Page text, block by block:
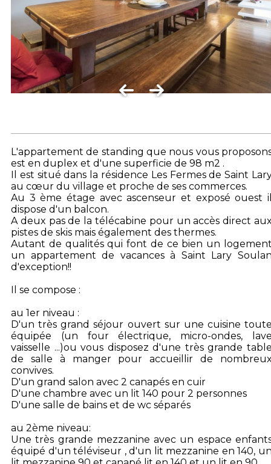
L'appartement de standing que nous vous
est en duplex et d'une superficie de 98 m2 .
Il est situé dans la résidence Les Fermes de Saint
au cœur du village et proche de ses commerces.
Au 3 ème étage avec ascenseur et exposé ouest
dispose d'un balcon.
A deux pas de la télécabine pour un accès direct
pistes de skis mais également des thermes.
Autant de qualités qui font de ce bien un
un appartement de vacances à Saint Lary
d'exception!!
Il se compose :
au 1er niveau :
D'un très grand séjour ouvert sur une cuisine
équipée (un four électrique, micro-ondes,
vaisselle ...)ou vous disposez d'une très grande
de salle à manger pour accueillir de
convives.
D'un grand salon avec 2 canapés en cuir
D'une chambre avec un lit 140 pour 2 personnes
D'une salle de bains et de wc séparés
au 2ème niveau:
Une très grande mezzanine avec un espace
équipé d'un téléviseur , d'un lit mezzanine en 140,